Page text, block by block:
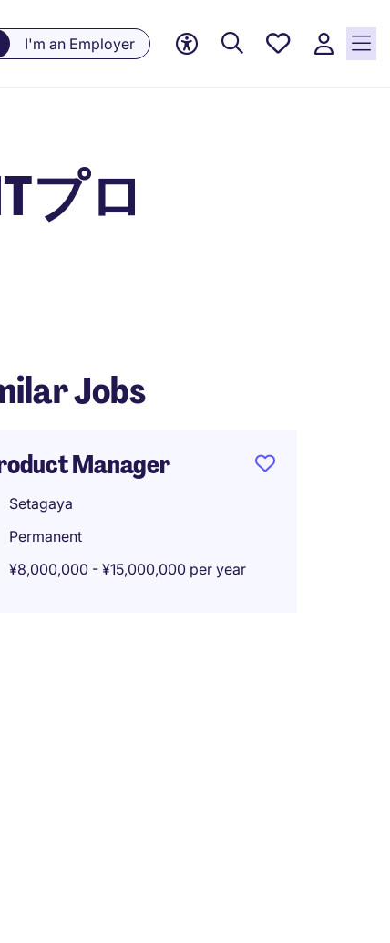
I'm an Employer
Saved
プロ
Jobs
Manager
Setagaya
Permanent
¥8,000,000 - ¥15,000,000 per year